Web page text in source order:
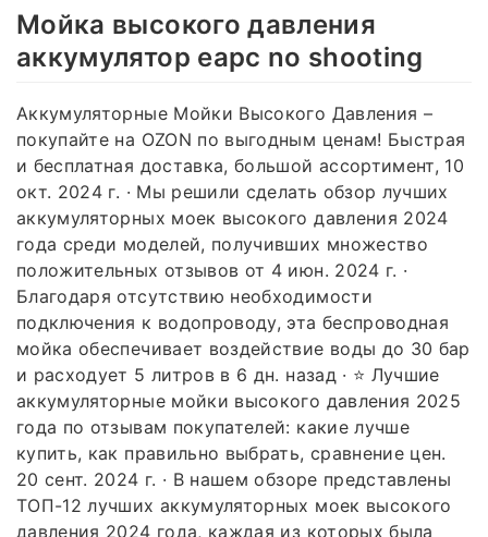
Мойка высокого давления
аккумулятор eapc no shooting
Аккумуляторные Мойки Высокого Давления –
покупайте на OZON по выгодным ценам! Быстрая
и бесплатная доставка, большой ассортимент, 10
окт. 2024 г. · Мы решили сделать обзор лучших
аккумуляторных моек высокого давления 2024
года среди моделей, получивших множество
положительных отзывов от 4 июн. 2024 г. ·
Благодаря отсутствию необходимости
подключения к водопроводу, эта беспроводная
мойка обеспечивает воздействие воды до 30 бар
и расходует 5 литров в 6 дн. назад · ⭐ Лучшие
аккумуляторные мойки высокого давления 2025
года по отзывам покупателей: какие лучше
купить, как правильно выбрать, сравнение цен.
20 сент. 2024 г. · В нашем обзоре представлены
ТОП-12 лучших аккумуляторных моек высокого
давления 2024 года, каждая из которых была